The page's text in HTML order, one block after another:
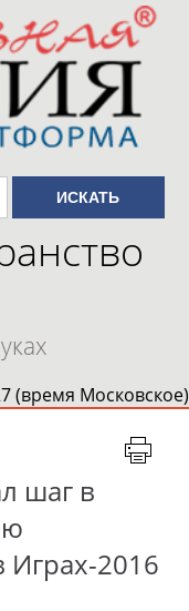
(время Московское)
шаг в
Играх-2016